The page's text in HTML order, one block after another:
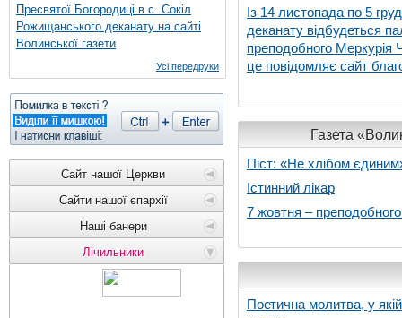
Пресвятої Богородиці в с. Сокіл
Рожищанського деканату на сайті
Волинської газети
Усі передруки
Сайт нашої Церкви
Сайти нашої єпархії
Наші банери
Лічильники
Із 14 листопада по 5
деканату відбудеться
преподобного Меркурія
це повідомляє сайт
Газета
Піст: «Не хлібом
Істинний лікар
7 жовтня –
Поетична молитва, у